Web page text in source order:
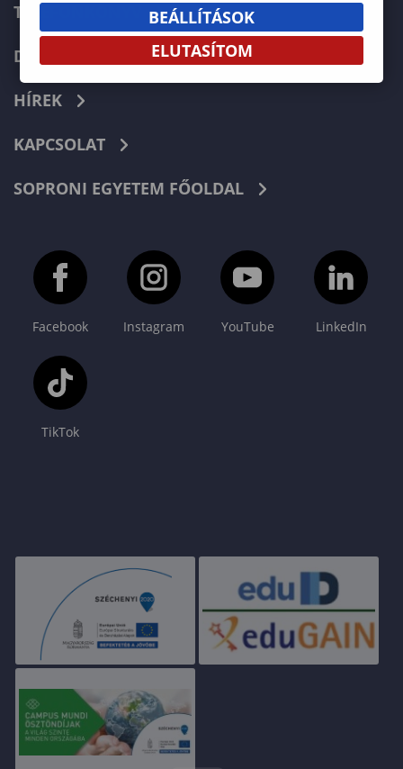
TELEFONKÖNYV
DOKUMENTUMOK
HÍREK
KAPCSOLAT
SOPRONI EGYETEM FŐOLDAL
Facebook Instagram YouTube LinkedIn
TikTok
BEÁLLÍTÁSOK
ELUTASÍTOM